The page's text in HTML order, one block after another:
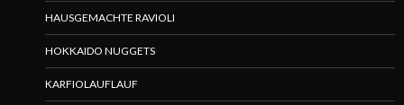
HAUSGEMACHTE RAVIOLI
HOKKAIDO NUGGETS
KARFIOLAUFLAUF